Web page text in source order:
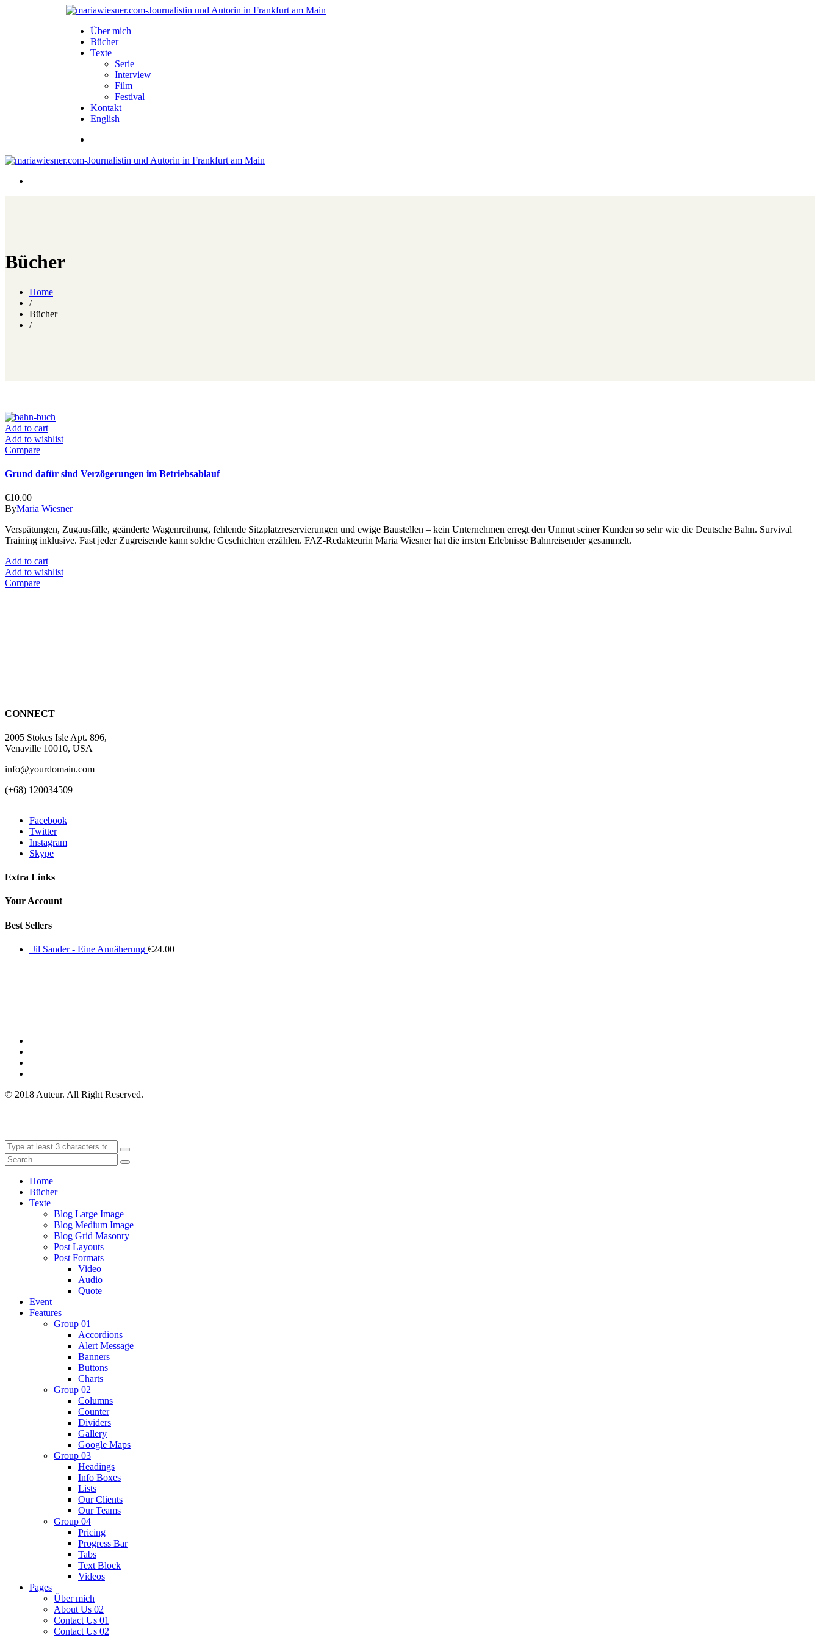
Über mich
Bücher
Texte
Serie
Interview
Film
Festival
Kontakt
English
Bücher
Home
/
Bücher
/
Add to cart
Add to wishlist
Compare
Grund dafür sind Verzögerungen im Betriebsablauf
€10.00
ByMaria Wiesner
Verspätungen, Zugausfälle, geänderte Wagenreihung, fehlende Sitzplatzreservierungen und ewige Baustellen – kein Unternehmen erregt den Unmut seiner Kunden so sehr wie die Deutsche Bahn. Survival
Training inklusive. Fast jeder Zugreisende kann solche Geschichten erzählen. FAZ-Redakteurin Maria Wiesner hat die irrsten Erlebnisse Bahnreisender gesammelt.
Add to cart
Add to wishlist
Compare
CONNECT
2005 Stokes Isle Apt. 896,
Venaville 10010, USA
info@yourdomain.com
(+68) 120034509
Facebook
Twitter
Instagram
Skype
Extra Links
Your Account
Best Sellers
Jil Sander - Eine Annäherung €24.00
© 2018 Auteur. All Right Reserved.
Home
Bücher
Texte
Blog Large Image
Blog Medium Image
Blog Grid Masonry
Post Layouts
Post Formats
Video
Audio
Quote
Event
Features
Group 01
Accordions
Alert Message
Banners
Buttons
Charts
Group 02
Columns
Counter
Dividers
Gallery
Google Maps
Group 03
Headings
Info Boxes
Lists
Our Clients
Our Teams
Group 04
Pricing
Progress Bar
Tabs
Text Block
Videos
Pages
Über mich
About Us 02
Contact Us 01
Contact Us 02